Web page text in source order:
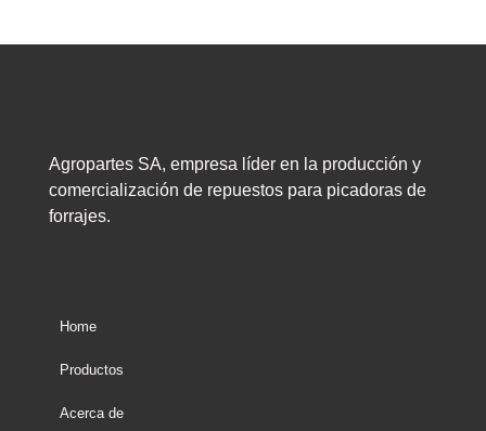
Agropartes SA, empresa líder en la producción y
comercialización de repuestos para picadoras de
forrajes.
Home
Productos
Acerca de